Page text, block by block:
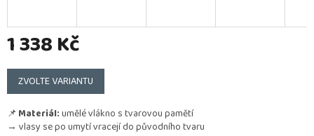
1 338 Kč
Měrná
cena:
ZVOLTE VARIANTU
📌Materiál:umělé vlákno s tvarovou pamětí
→ vlasy se po umytí vracejí do původního tvaru